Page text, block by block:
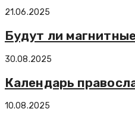
21.06.2025
Будут ли
30.08.2025
Календарь
10.08.2025